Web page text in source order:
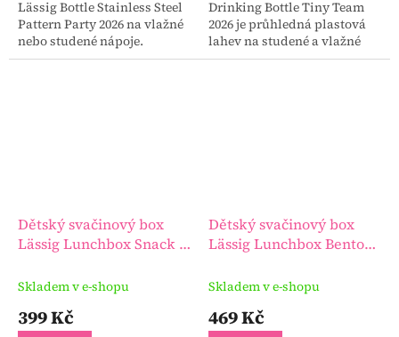
Lässig Bottle Stainless Steel
Pattern Party 2026 na vlažné
nebo studené nápoje.
Drinking Bottle Tiny Team
2026 je průhledná plastová
lahev na studené a vlažné
nápoje.
Dětský svačinový box
Lässig Lunchbox Snack &
Skladem v e-shopu
399 Kč
Dětský svačinový box
Lässig Lunchbox Bento
Skladem v e-shopu
469 Kč